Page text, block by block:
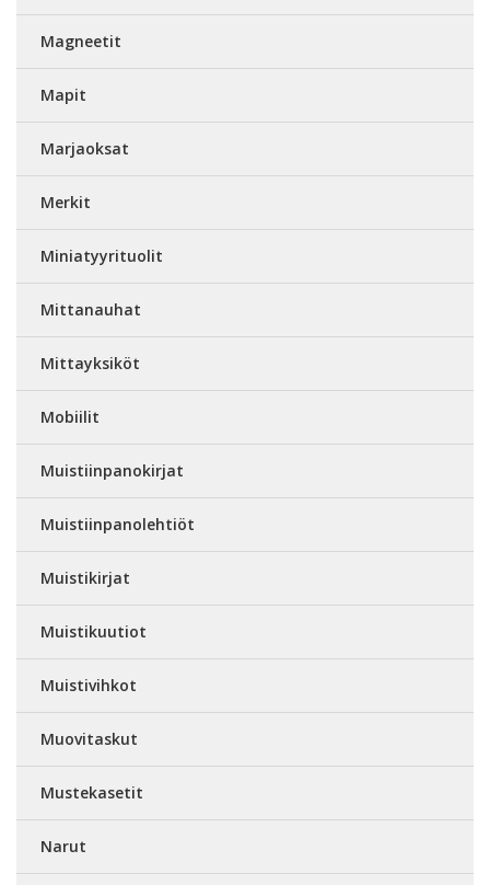
Magneetit
Mapit
Marjaoksat
Merkit
Miniatyyrituolit
Mittanauhat
Mittayksiköt
Mobiilit
Muistiinpanokirjat
Muistiinpanolehtiöt
Muistikirjat
Muistikuutiot
Muistivihkot
Muovitaskut
Mustekasetit
Narut